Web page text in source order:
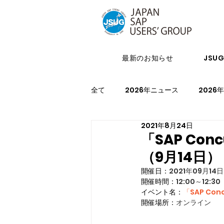
最新のお知らせ
全て 2026年ニュース 2026
2024年イベント 2023年ニ
2021年スケジュール 2027年
「SAP
（9月14日）
2021年8月24日
開催日： 2021年09月14
開催時間： 12:00～12:30
イベント名：
「SAP
開催場所： オンライン